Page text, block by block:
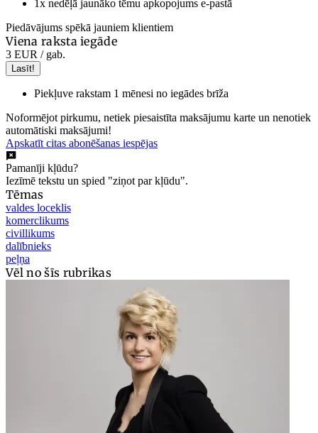
1x nedēļā jaunāko tēmu apkopojums e-pastā
Piedāvājums spēkā jauniem klientiem
Viena raksta iegāde
3 EUR / gab.
Lasīt!
Piekļuve rakstam 1 mēnesi no iegādes brīža
Noformējot pirkumu, netiek piesaistīta maksājumu karte un nenotiek
automātiski maksājumi!
Apskatīt citas abonēšanas iespējas
Pamanīji kļūdu?
Iezīmē tekstu un spied "ziņot par kļūdu".
Tēmas
valdes loceklis
komerclikums
civillikums
dalībnieks
peļņa
Vēl no šīs rubrikas